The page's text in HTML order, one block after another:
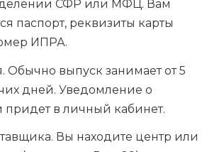
СФР или МФЦ. Вам
паспорт, реквизиты карты
ИПРА.
Обычно выпуск занимает от 5
дней. Уведомление о
придет в личный кабинет.
Вы находите центр или